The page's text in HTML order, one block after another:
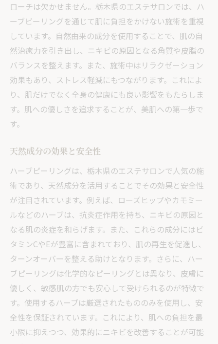
ローチは欠かせません。栃木県のエステサロンでは、ハ
ーブピーリングを通じて肌に負担をかけない施術を重視
しています。自然由来の成分を使用することで、肌の自
然治癒力を引き出し、ニキビの原因となる角質や皮脂の
バランスを整えます。また、施術中はリラクゼーション
効果もあり、ストレス軽減にもつながります。これによ
り、肌だけでなく全身の健康にも良い影響をもたらしま
す。肌への優しさを追求することが、美肌への第一歩で
す。
天然成分の効果と安全性
ハーブピーリングは、栃木県のエステサロンで人気の施
術であり、天然成分を活用することでその効果と安全性
が注目されています。例えば、ローズヒップやカモミー
ルなどのハーブは、抗炎症作用を持ち、ニキビの原因と
なる肌の炎症を和らげます。また、これらの成分にはビ
タミンCやEが豊富に含まれており、肌の再生を促進し、
ターンオーバーを整える助けとなります。さらに、ハー
ブピーリングは化学的なピーリングとは異なり、皮膚に
優しく、敏感肌の方でも安心して受けられるのが特徴で
す。使用するハーブは厳選されたもののみを使用し、安
全性を保証されています。これにより、肌への負担を最
小限に抑えつつ、効果的にニキビを改善することが可能